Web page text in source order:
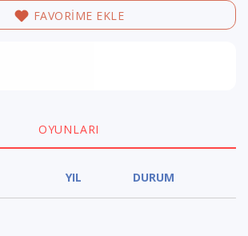
FAVORİME EKLE
OYUNLARI
YIL DURUM